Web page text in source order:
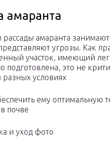
амаранта
амаранта
угрозы. Как
участок, имеющий
подготовлена, это не
разных условиях
ему оптимальную
почве
и уход фото